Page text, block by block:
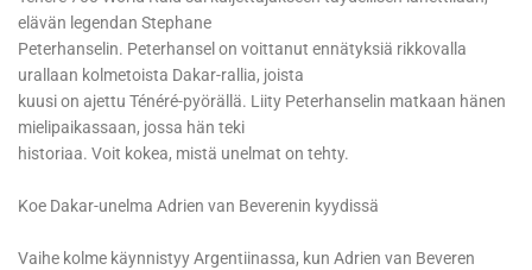
elävän legendan Stephane
Peterhanselin. Peterhansel on voittanut ennätyksiä rikkovalla
urallaan kolmetoista Dakar-rallia, joista
kuusi on ajettu Ténéré-pyörällä. Liity Peterhanselin matkaan hänen
mielipaikassaan, jossa hän teki
historiaa. Voit kokea, mistä unelmat on tehty.
Koe Dakar-unelma Adrien van Beverenin kyydissä
Vaihe kolme käynnistyy Argentiinassa, kun Adrien van Beveren